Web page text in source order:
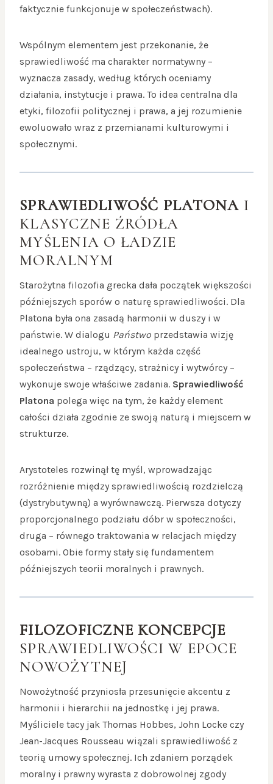
faktycznie funkcjonuje w społeczeństwach).
Wspólnym elementem jest przekonanie, że
sprawiedliwość ma charakter normatywny –
wyznacza zasady, według których oceniamy
działania, instytucje i prawa. To idea centralna dla
etyki, filozofii politycznej i prawa, a jej rozumienie
ewoluowało wraz z przemianami kulturowymi i
społecznymi.
SPRAWIEDLIWOŚĆ PLATONA I
KLASYCZNE ŹRÓDŁA
MYŚLENIA O ŁADZIE
MORALNYM
Starożytna filozofia grecka dała początek większości
późniejszych sporów o naturę sprawiedliwości. Dla
Platona była ona zasadą harmonii w duszy i w
państwie. W dialogu Państwo przedstawia wizję
idealnego ustroju, w którym każda część
społeczeństwa – rządzący, strażnicy i wytwórcy –
wykonuje swoje właściwe zadania. Sprawiedliwość
Platona polega więc na tym, że każdy element
całości działa zgodnie ze swoją naturą i miejscem w
strukturze.
Arystoteles rozwinął tę myśl, wprowadzając
rozróżnienie między sprawiedliwością rozdzielczą
(dystrybutywną) a wyrównawczą. Pierwsza dotyczy
proporcjonalnego podziału dóbr w społeczności,
druga – równego traktowania w relacjach między
osobami. Obie formy stały się fundamentem
późniejszych teorii moralnych i prawnych.
FILOZOFICZNE KONCEPCJE
SPRAWIEDLIWOŚCI W EPOCE
NOWOŻYTNEJ
Nowożytność przyniosła przesunięcie akcentu z
harmonii i hierarchii na jednostkę i jej prawa.
Myśliciele tacy jak Thomas Hobbes, John Locke czy
Jean-Jacques Rousseau wiązali sprawiedliwość z
teorią umowy społecznej. Ich zdaniem porządek
moralny i prawny wyrasta z dobrowolnej zgody